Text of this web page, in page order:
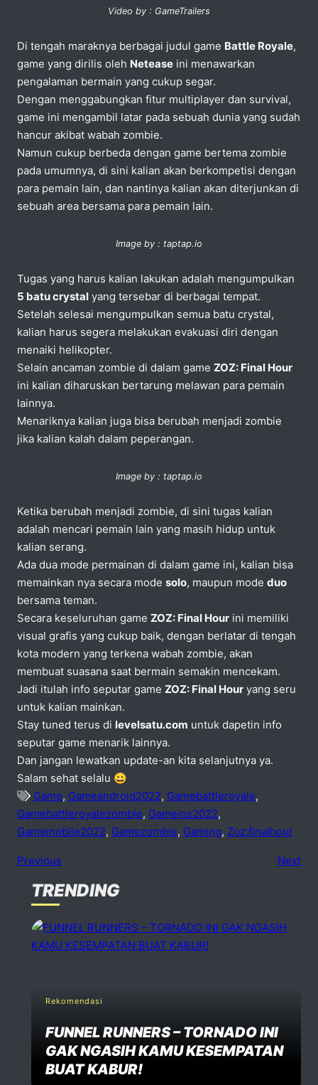
Video by : GameTrailers
Di tengah maraknya berbagai judul game Battle Royale,
game yang dirilis oleh Netease ini menawarkan
pengalaman bermain yang cukup segar.
Dengan menggabungkan fitur multiplayer dan survival,
game ini mengambil latar pada sebuah dunia yang sudah
hancur akibat wabah zombie.
Namun cukup berbeda dengan game bertema zombie
pada umumnya, di sini kalian akan berkompetisi dengan
para pemain lain, dan nantinya kalian akan diterjunkan di
sebuah area bersama para pemain lain.
Image by : taptap.io
Tugas yang harus kalian lakukan adalah mengumpulkan
5 batu crystal yang tersebar di berbagai tempat.
Setelah selesai mengumpulkan semua batu crystal,
kalian harus segera melakukan evakuasi diri dengan
menaiki helikopter.
Selain ancaman zombie di dalam game ZOZ: Final Hour
ini kalian diharuskan bertarung melawan para pemain
lainnya.
Menariknya kalian juga bisa berubah menjadi zombie
jika kalian kalah dalam peperangan.
Image by : taptap.io
Ketika berubah menjadi zombie, di sini tugas kalian
adalah mencari pemain lain yang masih hidup untuk
kalian serang.
Ada dua mode permainan di dalam game ini, kalian bisa
memainkan nya secara mode solo, maupun mode duo
bersama teman.
Secara keseluruhan game ZOZ: Final Hour ini memiliki
visual grafis yang cukup baik, dengan berlatar di tengah
kota modern yang terkena wabah zombie, akan
membuat suasana saat bermain semakin mencekam.
Jadi itulah info seputar game ZOZ: Final Hour yang seru
untuk kalian mainkan.
Stay tuned terus di levelsatu.com untuk dapetin info
seputar game menarik lainnya.
Dan jangan lewatkan update-an kita selanjutnya ya.
Salam sehat selalu 😀
Game, Gameandroid2022, Gamebattleroyale,
Gamebattleroyalezombie, Gameios2022,
Gamemobile2022, Gamezombie, Gaming, Zoz:finalhour
Previous Next
No comments
Your email address will not be published. Required fiels
Name *
TRENDING
Rekomendasi
FUNNEL RUNNERS – TORNADO INI
GAK NGASIH KAMU KESEMPATAN
BUAT KABUR!